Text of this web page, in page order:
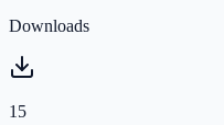
Downloads
15